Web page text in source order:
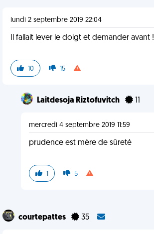
lundi 2 septembre 2019 22:04
Il fallait lever le doigt et demander avant !
10 15
Laitdesoja Riztofuvitch 11
mercredi 4 septembre 2019 11:59
prudence est mère de sûreté
1 5
courtepattes 35